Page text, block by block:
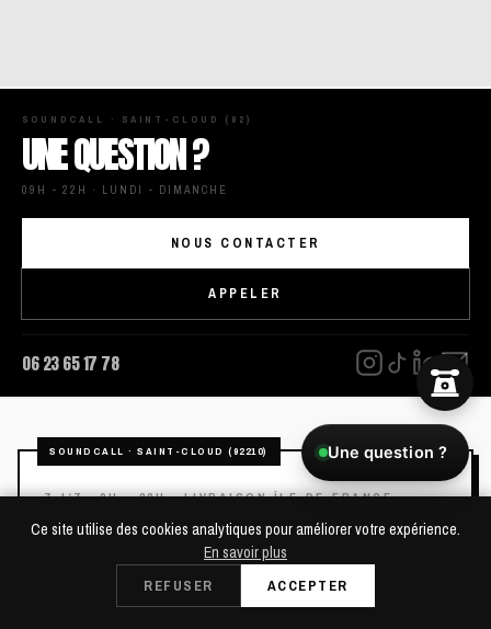
SOUNDCALL · SAINT-CLOUD (92)
UNE QUESTION ?
09H - 22H · LUNDI - DIMANCHE
NOUS CONTACTER
APPELER
06 23 65 17 78
LOCATION DE SONO ET MATÉRIEL DJ À
SAINT-CLOUD
Ce site utilise des cookies analytiques pour améliorer votre expérience.
En savoir plus
REFUSER ACCEPTER
Une question ?